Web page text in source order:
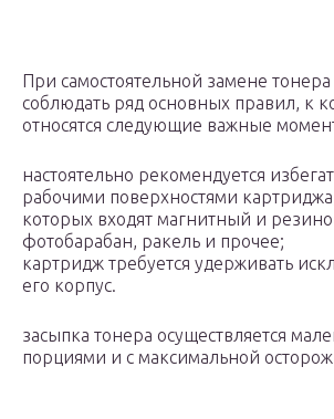
При самостоятельной замене
соблюдать ряд основных правил, к
относятся следующие важные
настоятельно рекомендуется
рабочими поверхностями
которых входят магнитный и
фотобарабан, ракель и прочее;
картридж требуется удерживать
его корпус.
засыпка тонера осуществляется
порциями и с максимальной